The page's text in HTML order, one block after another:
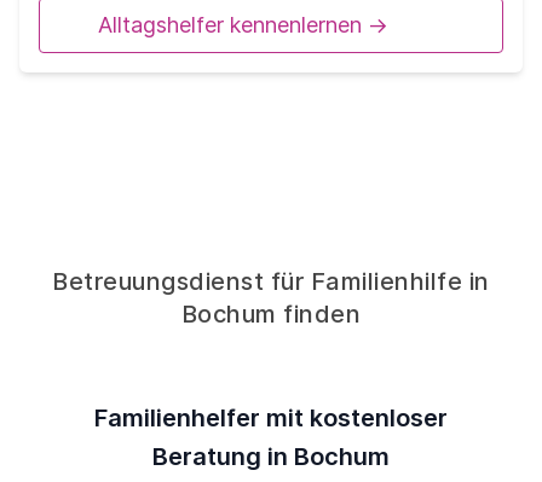
Alltagshelfer kennenlernen ->
Betreuungsdienst für Familienhilfe in
Bochum finden
Familienhelfer mit kostenloser
Beratung in Bochum